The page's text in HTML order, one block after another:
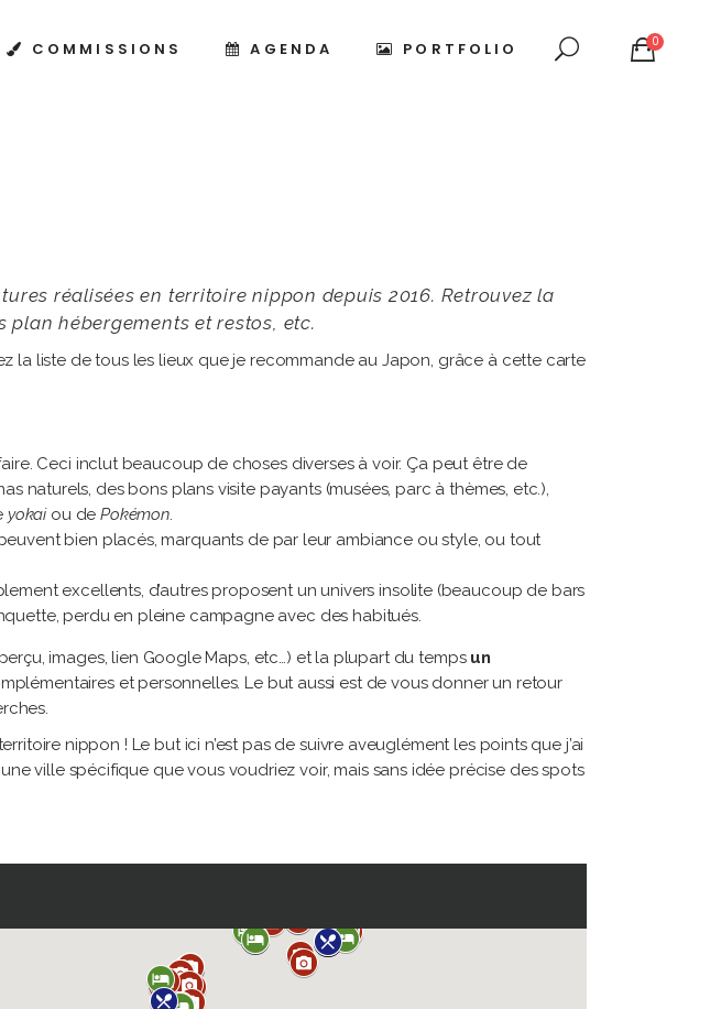
COMMISSIONS AGENDA PORTFOLIO 0
réalisées en territoire nippon depuis 2016. Retrouvez la
plan hébergements et restos, etc.
la liste de tous les lieux que je recommande au Japon, grâce à cette carte
Ceci inclut beaucoup de choses diverses à voir. Ça peut être de
naturels, des bons plans visite payants (musées, parc à thèmes, etc.),
yokaiou dePokémon.
bien placés, marquants de par leur ambiance ou style, ou tout
excellents, d’autres proposent un univers insolite (beaucoup de bars
perdu en pleine campagne avec des habitués.
images, lien Google Maps, etc…) et la plupart du temps un
et personnelles. Le but aussi est de vous donner un retour
nippon ! Le but ici n’est pas de suivre aveuglément les points que j’ai
ville spécifique que vous voudriez voir, mais sans idée précise des spots